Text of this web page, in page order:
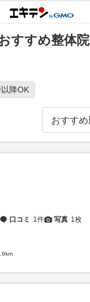
すすめ整体院
降OK
口コミ 1件 写真 1枚